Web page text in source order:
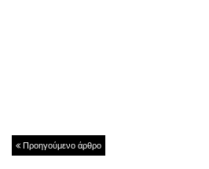
Προηγούμενο άρθρο